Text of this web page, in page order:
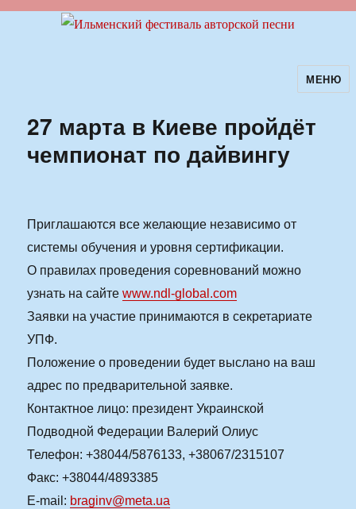
Ильменский фестиваль авторской
песни
МЕНЮ
27 марта в Киеве пройдёт
чемпионат по дайвингу
Приглашаются все желающие независимо от
системы обучения и уровня сертификации.
О правилах проведения соревнований можно
узнать на сайтеwww.ndl-global.com
Заявки на участие принимаются в секретариате
УПФ.
Положение о проведении будет выслано на ваш
адрес по предварительной заявке.
Контактное лицо: президент Украинской
Подводной Федерации Валерий Олиус
Телефон: +38044/5876133, +38067/2315107
Факс: +38044/4893385
E-mail: braginv@meta.ua